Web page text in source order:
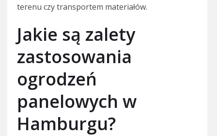
terenu czy transportem materiałów.
Jakie są zalety
zastosowania
ogrodzeń
panelowych w
Hamburgu?